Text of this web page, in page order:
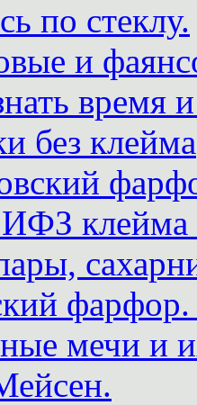
по стеклу.
и
время
без клейма
клейма
фарфор.
мечи и